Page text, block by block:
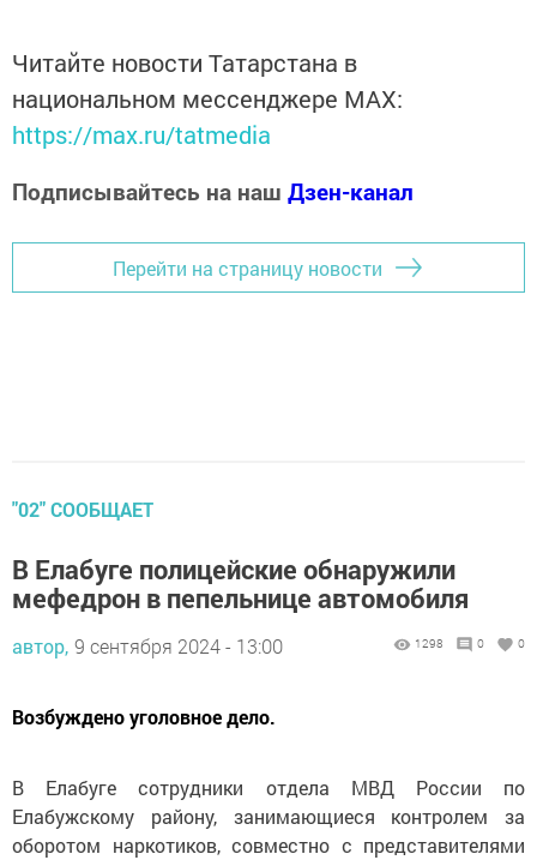
Читайте новости Татарстана в
национальном мессенджере MАХ:
https://max.ru/tatmedia
Подписывайтесь на наш Дзен-канал
Перейти на страницу новости
"02" СООБЩАЕТ
В Елабуге полицейские обнаружили
мефедрон в пепельнице автомобиля
автор, 9 сентября 2024 - 13:00 1298 0 0
Возбуждено уголовное дело.
В Елабуге сотрудники отдела МВД России по
Елабужскому району, занимающиеся контролем за
оборотом наркотиков, совместно с представителями